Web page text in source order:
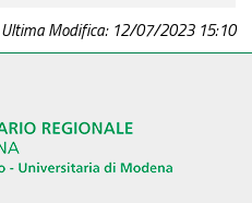
Ultima Modifica: 12/07/2023 15:10